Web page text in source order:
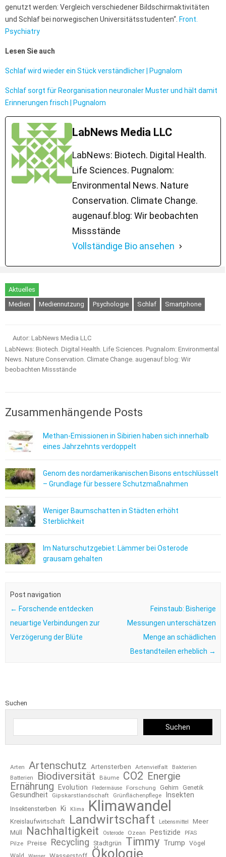
genutzt werden: Vergleich verschiedener Bildschirmaktivitäten
und Schlaf bei norwegischen Universitätsstudenten“. Front.
Psychiatry
Lesen Sie auch
Schlaf wird wieder ein Stück verständlicher | Pugnalom
Schlaf sorgt für Reorganisation neuronaler Muster und hält damit
Erinnerungen frisch | Pugnalom
LabNews Media LLC
LabNews: Biotech. Digital Health.
Life Sciences. Pugnalom:
Environmental News. Nature
Conservation. Climate Change.
augenauf.blog: Wir beobachten
Missstände
Vollständige Bio ansehen
Aktuelles
Medien
Mediennutzung Psychologie Schlaf Smartphone
Autor: LabNews Media LLC
LabNews: Biotech. Digital Health. Life Sciences. Pugnalom: Environmental
News. Nature Conservation. Climate Change. augenauf.blog: Wir
beobachten Missstände
Zusammenhängende Posts
Methan-Emissionen in Sibirien haben sich innerhalb
eines Jahrzehnts verdoppelt
Genom des nordamerikanischen Bisons entschlüsselt
– Grundlage für bessere Schutzmaßnahmen
Weniger Baumschatten in Städten erhöht
Sterblichkeit
Im Naturschutzgebiet: Lämmer bei Osterode
grausam gehalten
Post navigation
← Forschende entdecken
neuartige Verbindungen zur
Verzögerung der Blüte
Feinstaub: Bisherige
Messungen unterschätzen
Menge an schädlichen
Bestandteilen erheblich →
Suchen
Suchen
Arten Artenschutz Artensterben Artenvielfalt
Bakterien
Batterien
Biodiversität Bäume CO2 Energie
Ernährung
Evolution Fledermäuse Forschung Gehirn Genetik
Gesundheit Gipskarstlandschaft Grünflächenpflege Insekten
Insektensterben Ki Klima Klimawandel
Kreislaufwirtschaft Landwirtschaft Lebensmittel
Meer
Müll
Nachhaltigkeit Osterode Ozean Pestizide PFAS
Pilze Preise Recycling Stadtgrün Timmy Trump
Vögel
Ökologie